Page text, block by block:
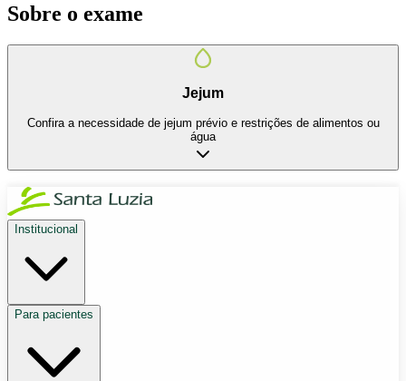
Sobre o exame
Jejum
Confira a necessidade de jejum prévio e restrições de alimentos ou
água
Institucional
Para pacientes